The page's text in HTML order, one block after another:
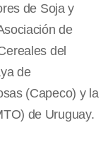
de Soja y
de
del
de
(Capeco) y la
de Uruguay.